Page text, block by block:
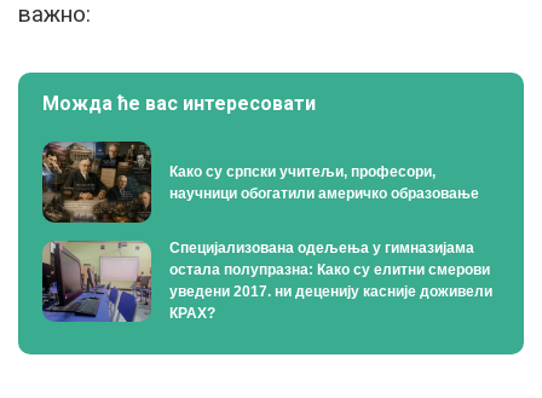
важно:
Можда ће вас интересовати
Како су српски учитељи, професори,
научници обогатили америчко образовање
Специјализована одељења у гимназијама
остала полупразна: Како су елитни смерови
уведени 2017. ни деценију касније доживели
КРАХ?